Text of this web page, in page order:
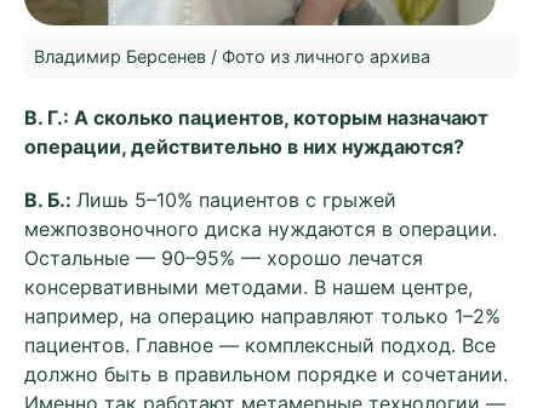
Владимир Берсенев / Фото из личного архива
В. Г.: А сколько пациентов, которым назначают
операции, действительно в них нуждаются?
В. Б.: Лишь 5–10% пациентов с грыжей
межпозвоночного диска нуждаются в операции.
Остальные — 90–95% — хорошо лечатся
консервативными методами. В нашем центре,
например, на операцию направляют только 1–2%
пациентов. Главное — комплексный подход. Все
должно быть в правильном порядке и сочетании.